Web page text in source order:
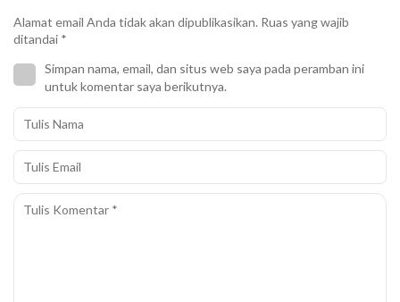
Alamat email Anda tidak akan dipublikasikan. Ruas yang wajib
ditandai *
Simpan nama, email, dan situs web saya pada peramban ini
untuk komentar saya berikutnya.